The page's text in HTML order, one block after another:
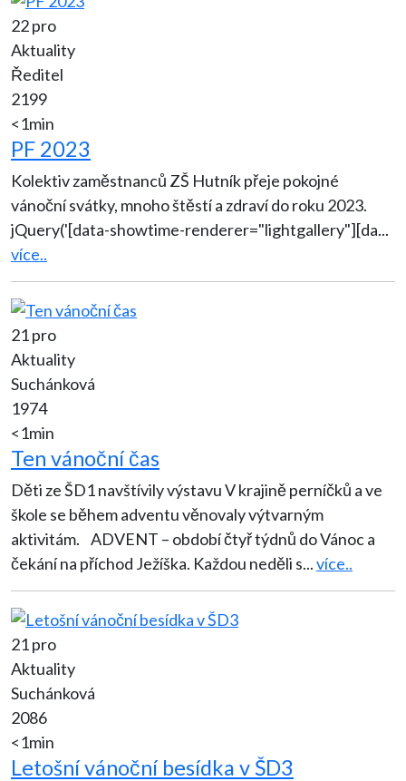
22 pro
Aktuality
Ředitel
2199
<1min
PF 2023
Kolektiv zaměstnanců ZŠ Hutník přeje pokojné
vánoční svátky, mnoho štěstí a zdraví do roku 2023.
jQuery('[data-showtime-renderer="lightgallery"][da...
více..
21 pro
Aktuality
Suchánková
1974
<1min
Ten vánoční čas
Děti ze ŠD1 navštívily výstavu V krajině perníčků a ve
škole se během adventu věnovaly výtvarným
aktivitám. ADVENT – období čtyř týdnů do Vánoc a
čekání na příchod Ježíška. Každou neděli s...více..
21 pro
Aktuality
Suchánková
2086
<1min
Letošní vánoční besídka v ŠD3